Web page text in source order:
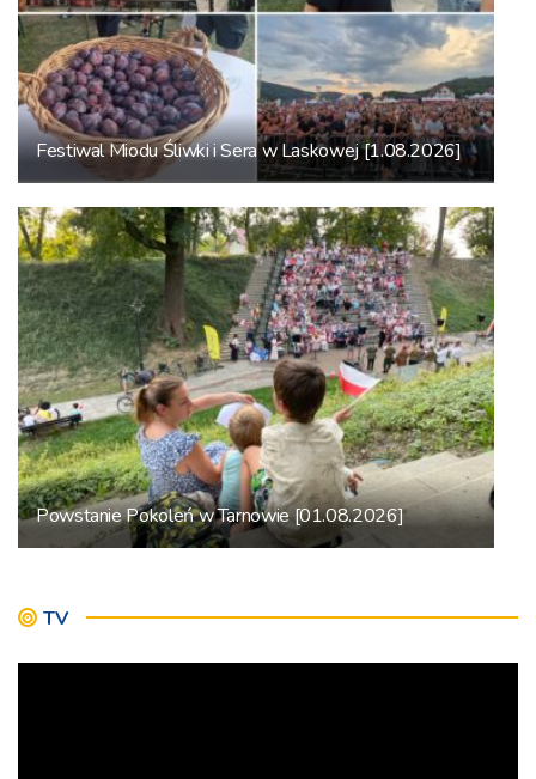
Festiwal Miodu Śliwki i Sera w Laskowej [1.08.2026]
Powstanie Pokoleń w Tarnowie [01.08.2026]
TV